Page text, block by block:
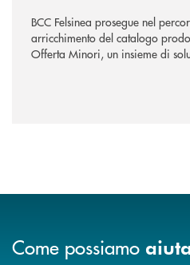
BCC Felsinea prosegue nel
arricchimento del catalogo
Offerta Minori, un insieme di
sviluppo di una relazione
Come possiamo